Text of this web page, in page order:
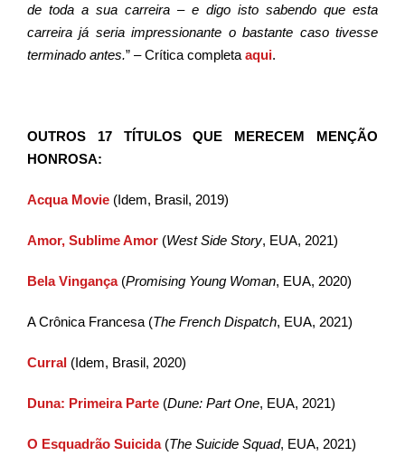
de toda a sua carreira – e digo isto sabendo que esta
carreira já seria impressionante o bastante caso tivesse
terminado antes.” – Crítica completa aqui.
OUTROS 17 TÍTULOS QUE MERECEM MENÇÃO
HONROSA:
Acqua Movie (Idem, Brasil, 2019)
Amor, Sublime Amor (West Side Story, EUA, 2021)
Bela Vingança(Promising Young Woman, EUA, 2020)
A Crônica Francesa (The French Dispatch, EUA, 2021)
Curral (Idem, Brasil, 2020)
Duna: Primeira Parte (Dune: Part One, EUA, 2021)
O Esquadrão Suicida(The Suicide Squad, EUA, 2021)